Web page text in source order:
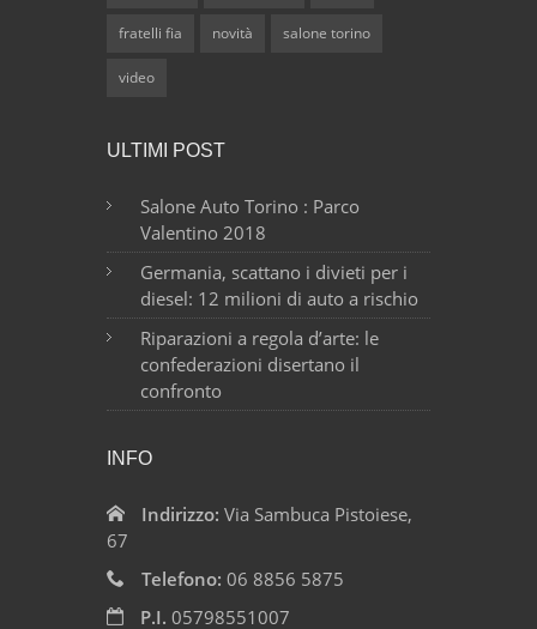
fratelli fia novità salone torino
video
ULTIMI POST
Salone Auto Torino : Parco
Valentino 2018
Germania, scattano i divieti per i
diesel: 12 milioni di auto a rischio
Riparazioni a regola d’arte: le
confederazioni disertano il
confronto
INFO
Indirizzo: Via Sambuca Pistoiese,
67
Telefono: 06 8856 5875
P.I. 05798551007